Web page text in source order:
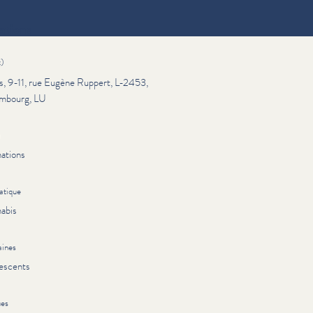
9-11, rue Eugène Ruppert, L-2453,
LU